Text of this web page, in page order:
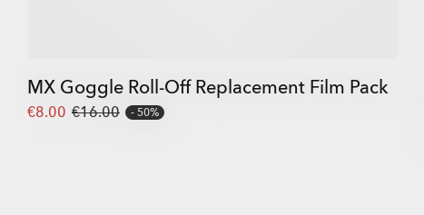
MX Goggle Roll-Off Replacement Film Pack
€8.00 €16.00 50%